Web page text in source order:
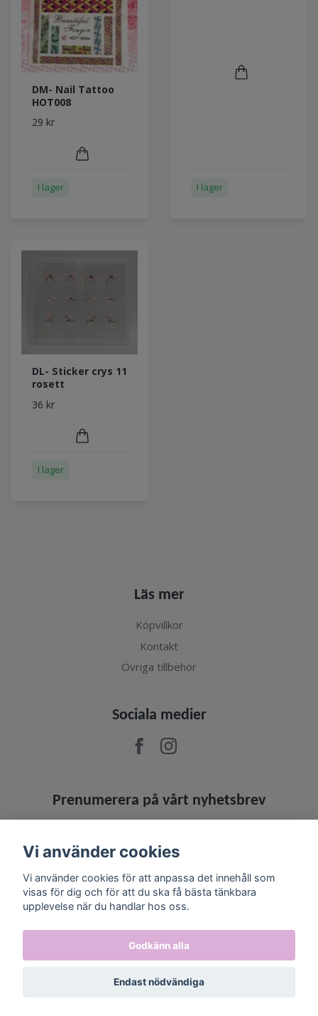
DM- Nail Tattoo
HOT008
29 kr
I lager I lager
DL- Sticker crys 11
rosett
36 kr
I lager
Läs mer
Köpvillkor
Kontakt
Övriga tillbehör
Sociala medier
Prenumerera på vårt nyhetsbrev
Powered by Quickbutik
Vi använder cookies
Vi använder cookies för att anpassa det innehåll som
visas för dig och för att du ska få bästa tänkbara
upplevelse när du handlar hos oss.
Godkänn alla
Endast nödvändiga